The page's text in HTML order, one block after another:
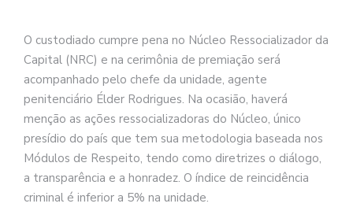
O custodiado cumpre pena no Núcleo Ressocializador da
Capital (NRC) e na cerimônia de premiação será
acompanhado pelo chefe da unidade, agente
penitenciário Élder Rodrigues. Na ocasião, haverá
menção as ações ressocializadoras do Núcleo, único
presídio do país que tem sua metodologia baseada nos
Módulos de Respeito, tendo como diretrizes o diálogo,
a transparência e a honradez. O índice de reincidência
criminal é inferior a 5% na unidade.